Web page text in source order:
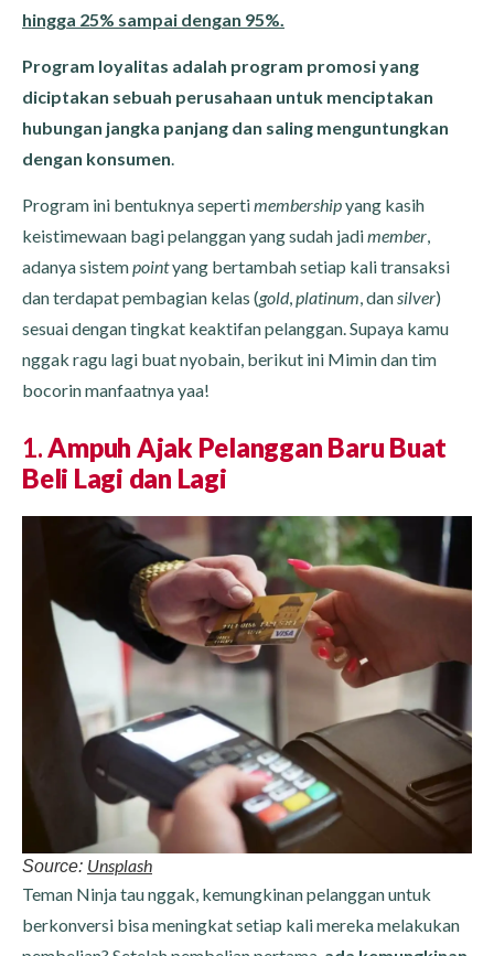
hingga 25% sampai dengan 95%.
Program loyalitas adalah program promosi yang
diciptakan sebuah perusahaan untuk menciptakan
hubungan jangka panjang dan saling menguntungkan
dengan konsumen.
Program ini bentuknya sepertimembershipyang kasih
keistimewaan bagi pelanggan yang sudah jadimember,
adanya sistempointyang bertambah setiap kali transaksi
dan terdapat pembagian kelas (gold,platinum, dansilver)
sesuai dengan tingkat keaktifan pelanggan. Supaya kamu
nggak ragu lagi buat nyobain, berikut ini Mimin dan tim
bocorin manfaatnya yaa!
1.Ampuh Ajak Pelanggan Baru Buat
Beli Lagi dan Lagi
Source: Unsplash
Teman Ninja tau nggak, kemungkinan pelanggan untuk
berkonversi bisa meningkat setiap kali mereka melakukan